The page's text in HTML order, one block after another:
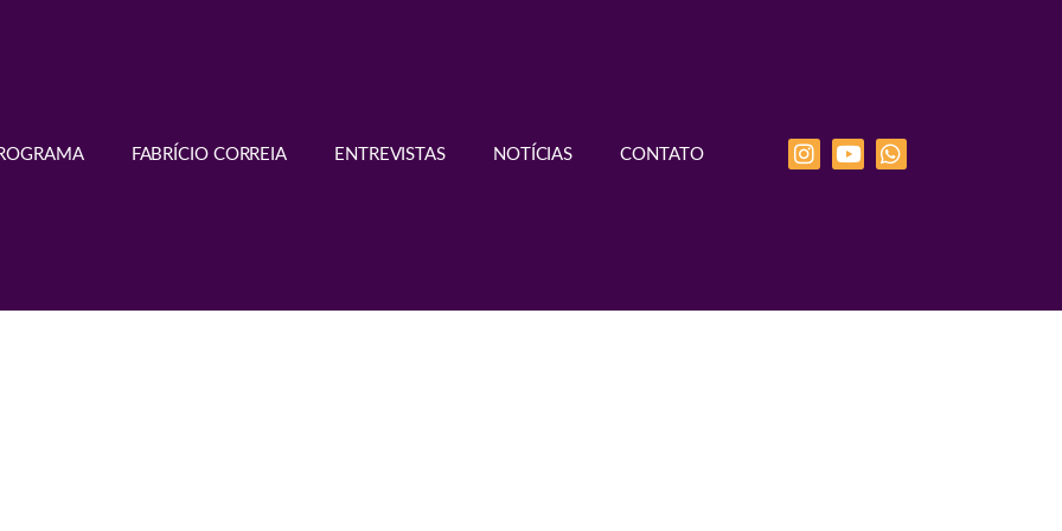
FABRÍCIO CORREIA ENTREVISTAS NOTÍCIAS CONTATO